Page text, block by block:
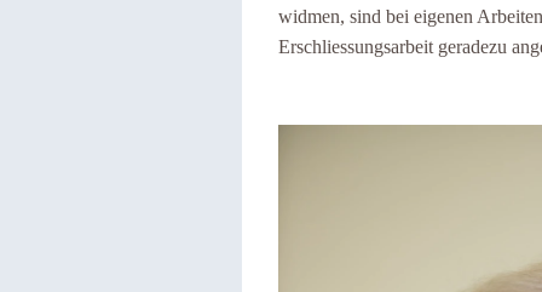
widmen, sind bei eigenen
Erschliessungsarbeit geradezu